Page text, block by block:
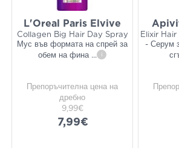
L'Oreal Paris Elvive
Collagen Big Hair Day Spray
Мус във формата на спрей за
обем на фина ... i
Препоръчителна цена на
дребно
9,99€
7,99€
Elixir Hair
- Серум